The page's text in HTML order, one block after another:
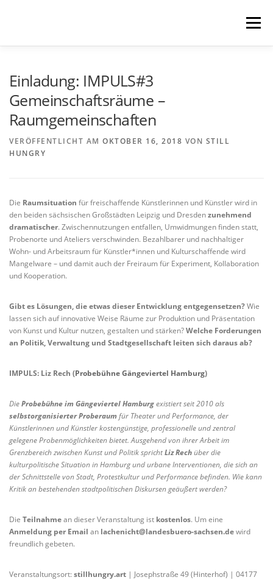
Menü
CONTACT
Einladung: IMPULS#3
Gemeinschaftsräume –
Raumgemeinschaften
VERÖFFENTLICHT AM OKTOBER 16, 2018 VON STILL
HUNGRY
Die Raumsituation für freischaffende Künstlerinnen und Künstler wird in
den beiden sächsischen Großstädten Leipzig und Dresdenzunehmend
dramatischer. Zwischennutzungen entfallen, Umwidmungen finden statt,
Probenorte und Ateliers verschwinden. Bezahlbarer und nachhaltiger
Wohn- und Arbeitsraum für Künstler*innen und Kulturschaffende wird
Mangelware – und damit auch der Freiraum für Experiment, Kollaboration
und Kooperation.
Gibt es Lösungen, die etwas dieser Entwicklung entgegensetzen?Wie
lassen sich auf innovative Weise Räume zur Produktion und Präsentation
von Kunst und Kultur nutzen, gestalten und stärken?Welche Forderungen
an Politik, Verwaltung und Stadtgesellschaft leiten sich daraus ab?
IMPULS: Liz Rech (Probebühne Gängeviertel Hamburg)
DieProbebühne im Gängeviertel Hamburgexistiert seit 2010 als
selbstorganisierter Proberaumfür Theater und Performance, der
Künstlerinnen und Künstler kostengünstige, professionelle und zentral
gelegene Probenmöglichkeiten bietet. Ausgehend von ihrer Arbeit im
Grenzbereich zwischen Kunst und Politik sprichtLiz Rechüber die
kulturpolitische Situation in Hamburg und urbane Interventionen, die sich an
der Schnittstelle von Stadt, Protestkultur und Performancebefinden. Wie kann
Kritik an bestehenden stadtpolitischen Diskursen geäußert werden?
Die Teilnahmean dieser Veranstaltung ist kostenlos. Um eine
Anmeldung per Email an lachenicht@landesbuero-sachsen.dewird
freundlich gebeten.
Veranstaltungsort:stillhungry.art | Josephstraße 49 (Hinterhof) | 04177